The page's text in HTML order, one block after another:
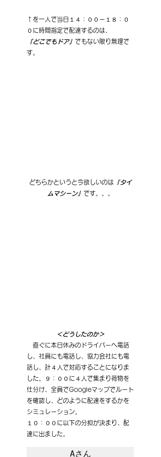
↑を一人で当日１４：００ー１８：０
０に時間指定で配達するのは、
『どこでもドア』 でもない限り無理で
す。
どちらかというと今欲しいのは 『タイ
ムマシーン』 です。。。
＜どうしたのか＞
直ぐに本日休みのドライバーへ電話
し、社員にも電話し、協力会社にも電
話し、計４人で対応することになりま
した。９：００に４人で集まり荷物を
仕分け、全員でGoogleマップでルート
を確認し、どのように配達をするかを
シミュレーション。
１０：００に以下の分担が決まり、配
達に出ました。
Aさん